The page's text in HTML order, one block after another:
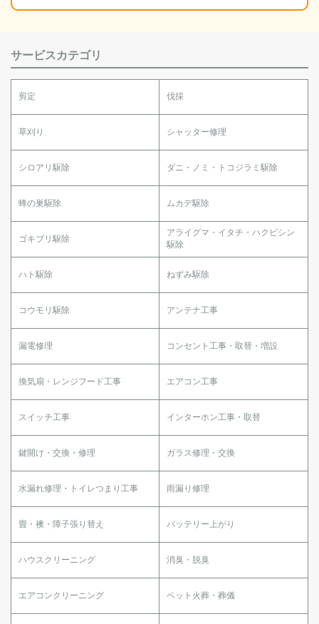
サービスカテゴリ
剪定 伐採
草刈り シャッター修理
シロアリ駆除 ダニ・ノミ・トコジラミ駆除
蜂の巣駆除 ムカデ駆除
ゴキブリ駆除
アライグマ・イタチ・ハクビシン
駆除
ハト駆除 ねずみ駆除
コウモリ駆除 アンテナ工事
漏電修理 コンセント工事・取替・増設
換気扇・レンジフード工事 エアコン工事
スイッチ工事 インターホン工事・取替
鍵開け・交換・修理 ガラス修理・交換
水漏れ修理・トイレつまり工事 雨漏り修理
畳・襖・障子張り替え バッテリー上がり
ハウスクリーニング 消臭・脱臭
エアコンクリーニング ペット火葬・葬儀